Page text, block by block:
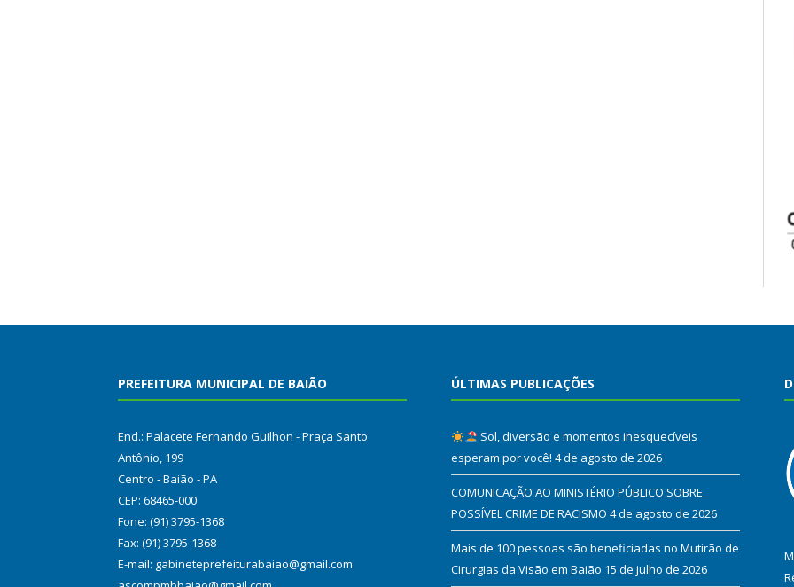
PREFEITURA MUNICIPAL DE BAIÃO
End.: Palacete Fernando Guilhon - Praça Santo
Antônio, 199
Centro - Baião - PA
CEP: 68465-000
Fone: (91) 3795-1368
Fax: (91) 3795-1368
E-mail: gabineteprefeiturabaiao@gmail.com
ÚLTIMAS PUBLICAÇÕES
Sol, diversão e momentos inesquecíveis
esperam por você! 4 de agosto de 2026
COMUNICAÇÃO AO MINISTÉRIO PÚBLICO SOBRE
POSSÍVEL CRIME DE RACISMO 4 de agosto de 2026
Mais de 100 pessoas são beneficiadas no Mutirão de
Cirurgias da Visão em Baião 15 de julho de 2026